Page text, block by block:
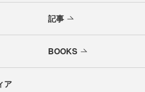
記事
BOOKS
ア